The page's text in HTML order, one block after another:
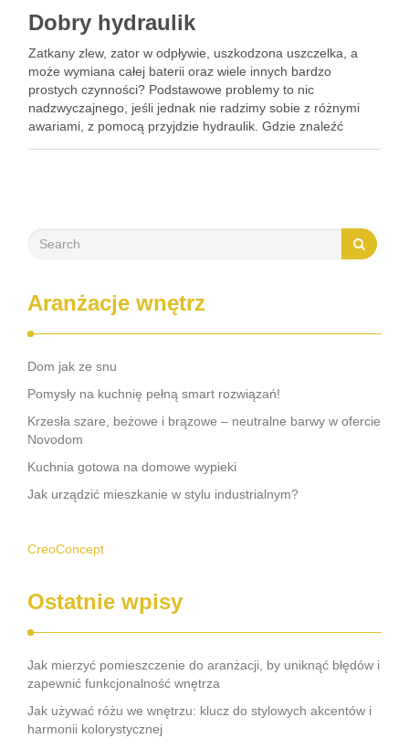
Dobry hydraulik
Zatkany zlew, zator w odpływie, uszkodzona uszczelka, a
może wymiana całej baterii oraz wiele innych bardzo
prostych czynności? Podstawowe problemy to nic
nadzwyczajnego, jeśli jednak nie radzimy sobie z różnymi
awariami, z pomocą przyjdzie hydraulik. Gdzie znaleźć
Aranżacje wnętrz
Dom jak ze snu
Pomysły na kuchnię pełną smart rozwiązań!
Krzesła szare, beżowe i brązowe – neutralne barwy w ofercie
Novodom
Kuchnia gotowa na domowe wypieki
Jak urządzić mieszkanie w stylu industrialnym?
CreoConcept
Ostatnie wpisy
Jak mierzyć pomieszczenie do aranżacji, by uniknąć błędów i
zapewnić funkcjonalność wnętrza
Jak używać różu we wnętrzu: klucz do stylowych akcentów i
harmonii kolorystycznej